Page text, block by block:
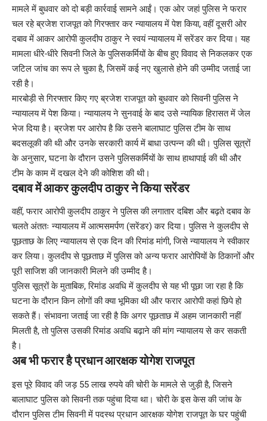
मामले में बुधवार को दो बड़ी कार्रवाई सामने आईं। एक ओर जहां पुलिस ने फरार
चल रहे ब्रजेश राजपूत को गिरफ्तार कर न्यायालय में पेश किया, वहीं दूसरी ओर
दबाव में आकर आरोपी कुलदीप ठाकुर ने स्वयं न्यायालय में सरेंडर कर दिया। यह
मामला धीरे-धीरे सिवनी जिले के पुलिसकर्मियों के बीच हुए विवाद से निकलकर एक
जटिल जांच का रूप ले चुका है, जिसमें कई नए खुलासे होने की उम्मीद जताई जा
रही है।
मारबोड़ी से गिरफ्तार किए गए ब्रजेश राजपूत को बुधवार को सिवनी पुलिस ने
न्यायालय में पेश किया। न्यायालय ने सुनवाई के बाद उसे न्यायिक हिरासत में जेल
भेज दिया है। ब्रजेश पर आरोप है कि उसने बालाघाट पुलिस टीम के साथ
बदसलूकी की थी और उनके सरकारी कार्य में बाधा उत्पन्न की थी। पुलिस सूत्रों
के अनुसार, घटना के दौरान उसने पुलिसकर्मियों के साथ हाथापाई की थी और
टीम के काम में दखल देने की कोशिश की थी।
दबाव में आकर कुलदीप ठाकुर ने किया सरेंडर
वहीं, फरार आरोपी कुलदीप ठाकुर ने पुलिस की लगातार दबिश और बढ़ते दबाव के
चलते अंततः न्यायालय में आत्मसमर्पण (सरेंडर) कर दिया। पुलिस ने कुलदीप से
पूछताछ के लिए न्यायालय से एक दिन की रिमांड मांगी, जिसे न्यायालय ने स्वीकार
कर लिया। कुलदीप से पूछताछ में पुलिस को अन्य फरार आरोपियों के ठिकानों और
पूरी साजिश की जानकारी मिलने की उम्मीद है।
पुलिस सूत्रों के मुताबिक, रिमांड अवधि में कुलदीप से यह भी पूछा जा रहा है कि
घटना के दौरान किन लोगों की क्या भूमिका थी और फरार आरोपी कहां छिपे हो
सकते हैं। संभावना जताई जा रही है कि अगर पूछताछ में अहम जानकारी नहीं
मिलती है, तो पुलिस उसकी रिमांड अवधि बढ़ाने की मांग न्यायालय से कर सकती
है।
अब भी फरार है प्रधान आरक्षक योगेश राजपूत
इस पूरे विवाद की जड़ 55 लाख रुपये की चोरी के मामले से जुड़ी है, जिसने
बालाघाट पुलिस को सिवनी तक पहुंचा दिया था। चोरी के इस केस की जांच के
दौरान पुलिस टीम सिवनी में पदस्थ प्रधान आरक्षक योगेश राजपूत के घर पहुंची